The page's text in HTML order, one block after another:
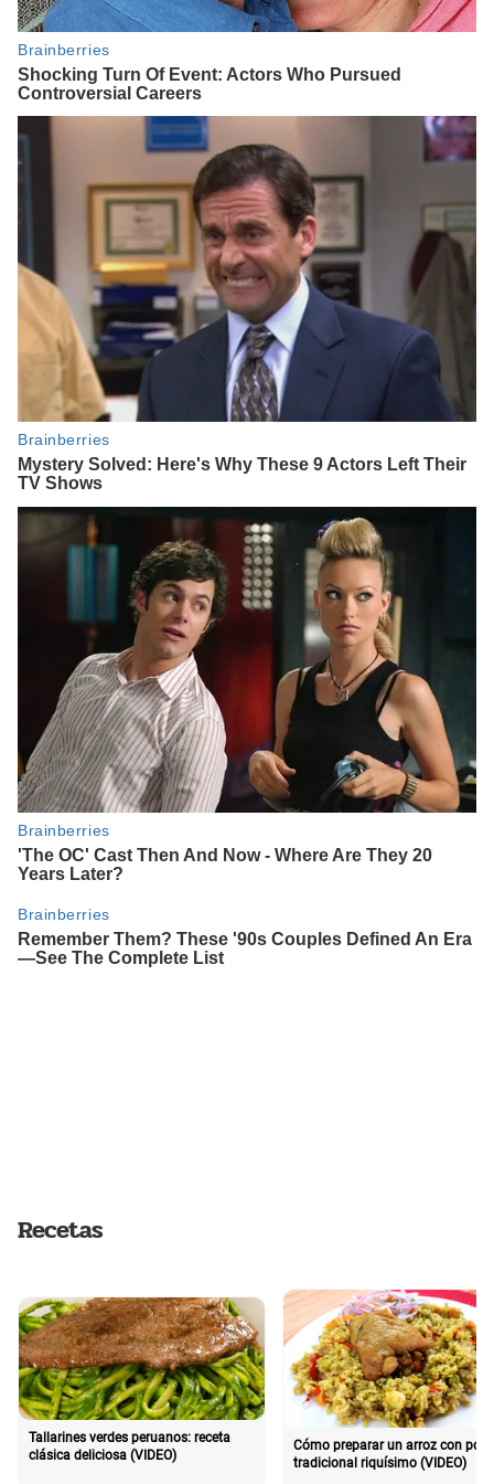
Recetas
Tallarines verdes peruanos: receta
clásica deliciosa (VIDEO)
Cómo preparar un arroz con pollo
tradicional riquísimo (VIDEO)